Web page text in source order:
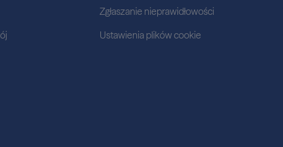
Zgłaszanie nieprawidłowości
Ustawienia plików cookie